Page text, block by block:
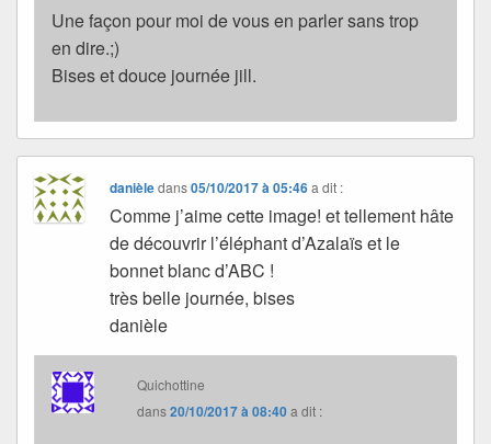
Une façon pour moi de vous en parler sans trop
en dire.;)
Bises et douce journée jill.
danièledans05/10/2017 à 05:46 a dit :
Comme j’aime cette image! et tellement hâte
de découvrir l’éléphant d’Azalaïs et le
bonnet blanc d’ABC !
très belle journée, bises
danièle
Quichottine
dans20/10/2017 à 08:40a dit :